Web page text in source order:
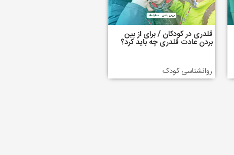
قلدری در کودکان / برای از بین
بردن عادت قلدری چه باید کرد؟
روانشناسی کودک